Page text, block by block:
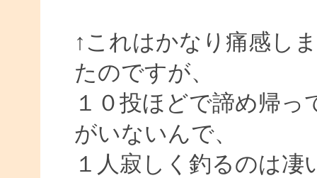
↑これはかなり痛感し
たのですが、
１０投ほどで諦め帰
がいないんで、
１人寂しく釣るのは凄